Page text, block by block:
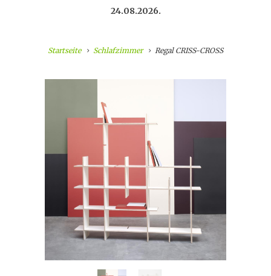
24.08.2026.
Startseite Schlafzimmer Regal CRISS-CROSS